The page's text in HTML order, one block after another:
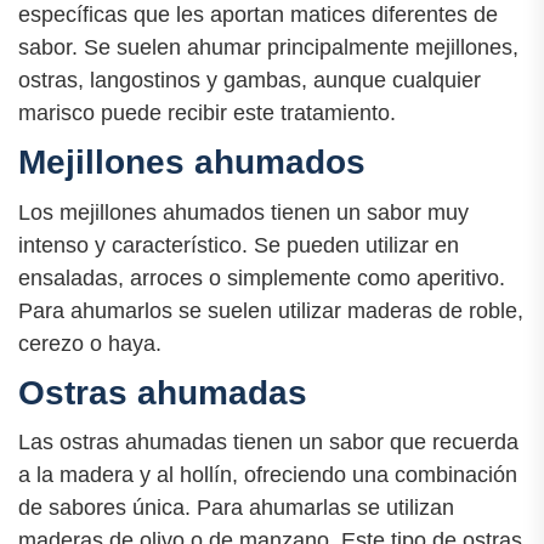
específicas que les aportan matices diferentes de
sabor. Se suelen ahumar principalmente mejillones,
ostras, langostinos y gambas, aunque cualquier
marisco puede recibir este tratamiento.
Mejillones ahumados
Los mejillones ahumados tienen un sabor muy
intenso y característico. Se pueden utilizar en
ensaladas, arroces o simplemente como aperitivo.
Para ahumarlos se suelen utilizar maderas de roble,
cerezo o haya.
Ostras ahumadas
Las ostras ahumadas tienen un sabor que recuerda
a la madera y al hollín, ofreciendo una combinación
de sabores única. Para ahumarlas se utilizan